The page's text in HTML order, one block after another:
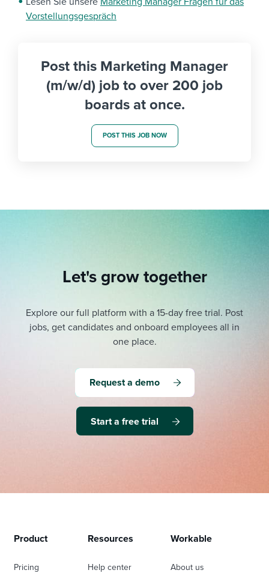
Vorstellungsgespräch
Post this Marketing Manager
(m/w/d) job to over 200 job
boards at once.
POST THIS JOB NOW
Let's grow together
Explore our full platform with a 15-day free trial. Post
jobs, get candidates and onboard employees all in
one place.
Request a demo
Start a free trial
Product
Pricing
Resources
Help center
Workable
About us